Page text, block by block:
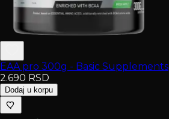
EAA pro 300g - Basic Supplements
2.690 RSD
Dodaj u korpu